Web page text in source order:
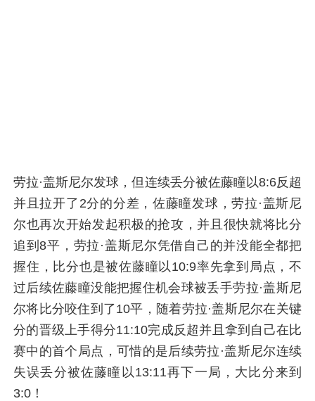
劳拉·盖斯尼尔发球，但连续丢分被佐藤瞳以8:6反超
并且拉开了2分的分差，佐藤瞳发球，劳拉·盖斯尼
尔也再次开始发起积极的抢攻，并且很快就将比分
追到8平，劳拉·盖斯尼尔凭借自己的并没能全都把
握住，比分也是被佐藤瞳以10:9率先拿到局点，不
过后续佐藤瞳没能把握住机会球被丢手劳拉·盖斯尼
尔将比分咬住到了10平，随着劳拉·盖斯尼尔在关键
分的晋级上手得分11:10完成反超并且拿到自己在比
赛中的首个局点，可惜的是后续劳拉·盖斯尼尔连续
失误丢分被佐藤瞳以13:11再下一局，大比分来到
3:0！